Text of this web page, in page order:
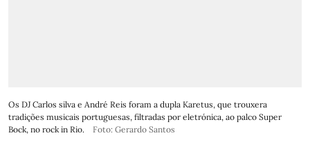
Os DJ Carlos silva e André Reis foram a dupla Karetus, que trouxera
tradições musicais portuguesas, filtradas por eletrónica, ao palco Super
Bock, no rock in Rio.
Foto: Gerardo Santos